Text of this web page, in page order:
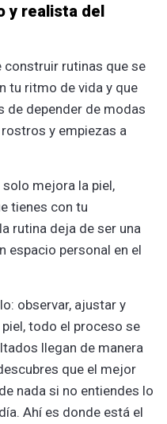
y realista del
construir rutinas que se
tu ritmo de vida y que
de depender de modas
y empiezas a
mejora la piel,
tienes con tu
rutina deja de ser una
espacio personal en el
observar, ajustar y
todo el proceso se
llegan de manera
que el mejor
nada si no entiendes lo
Ahí es donde está el